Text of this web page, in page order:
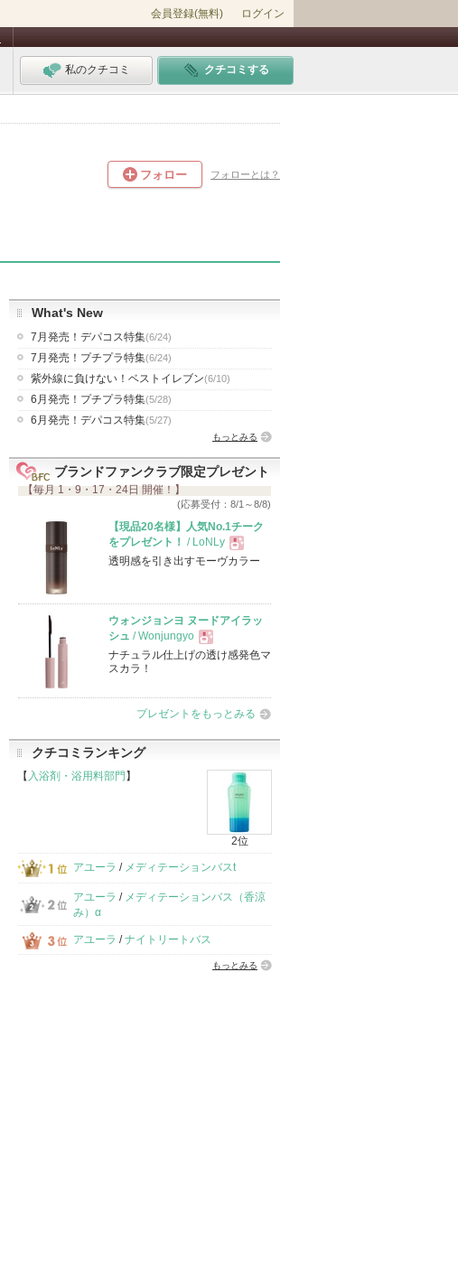
会員登録(無料) ログイン
私のクチコミ クチコミする
フォロー フォローとは？
What's New
7月発売！デパコス特集(6/24)
7月発売！プチプラ特集(6/24)
紫外線に負けない！ベストイレブン(6/10)
6月発売！プチプラ特集(5/28)
6月発売！デパコス特集(5/27)
もっとみる
ブランドファンクラブ限定プレゼント
【毎月 1・9・17・24日 開催！】
(応募受付：8/1～8/8)
【現品20名様】人気No.1チーク
をプレゼント！
/ LoNLy
現
品
透明感を引き出すモーヴカラー
ウォンジョンヨ ヌードアイラッ
シュ / Wonjungyo
現
品
ナチュラル仕上げの透け感発色マ
スカラ！
プレゼントをもっとみる
クチコミランキング
【 入浴剤・浴用料部門 】
2位
アユーラ / メディテーションバスt
アユーラ / メディテーションバス（香涼
み）α
アユーラ /ナイトリートバス
もっとみる